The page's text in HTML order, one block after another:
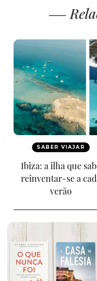
SABER VIAJAR
Ibiza: a ilha que
reinventar-se a
verão